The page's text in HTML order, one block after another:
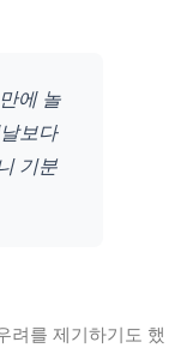
에 놀
보다
기분
려를 제기하기도 했